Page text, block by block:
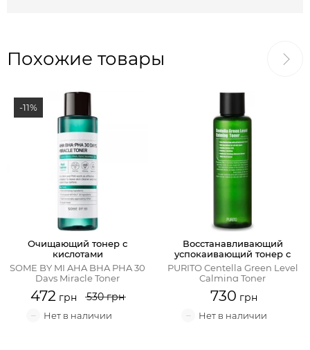
Похожие товары
Очищающий тонер с
кислотами
SOME BY MI AHA BHA PHA 30
Days Miracle Toner
530
Восстанавливающий
успокаивающий тонер с
центеллой
PURITO Centella Green Level
Calming Toner
730